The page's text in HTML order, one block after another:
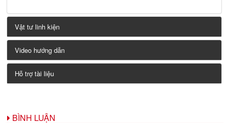
Vật tư linh kiện
Video hướng dẫn
Hỗ trợ tài liệu
BÌNH LUẬN